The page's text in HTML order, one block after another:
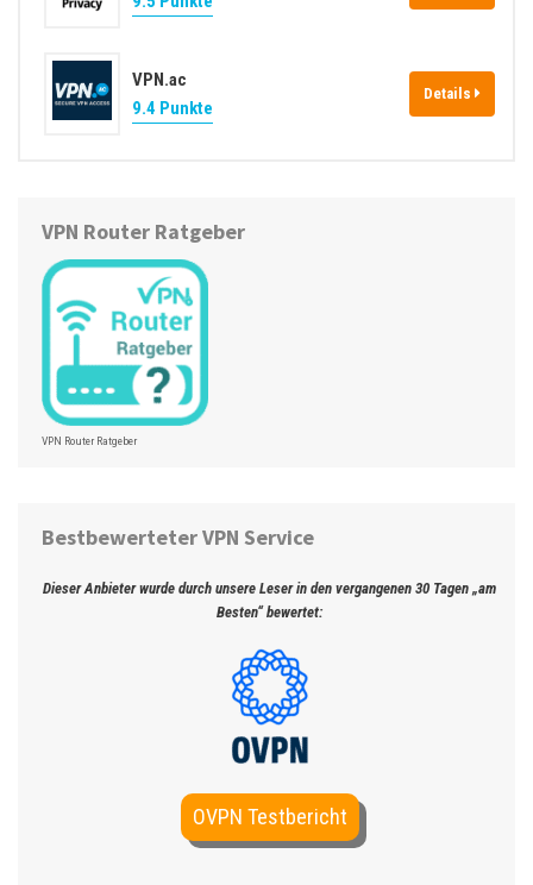
VPN.ac
9.4 Punkte
Details
VPN Router Ratgeber
VPN Router Ratgeber
Bestbewerteter VPN Service
Dieser Anbieter wurde durch unsere Leser in den vergangenen 30 Tagen „am
Besten“ bewertet:
OVPN Testbericht